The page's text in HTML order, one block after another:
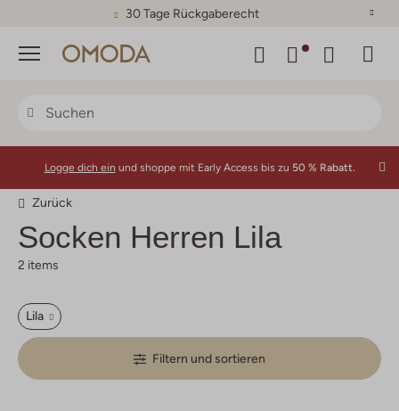
30 Tage Rückgaberecht
Menü
Logge dich ein und shoppe mit Early Access bis zu 50 % Rabatt.
Zurück
Socken Herren Lila
2 items
Lila
Filtern und sortieren